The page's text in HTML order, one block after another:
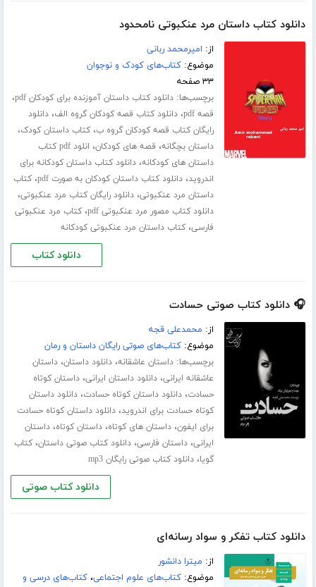
دانلود کتاب داستان مرد عنکبوتی نامحدود
از: امیرمحمد ربانی
موضوع:کتاب‌های کودک و نوجوان
۳۳ صفحه
برچسب‌ها:دانلود کتاب داستان آموزنده برای کودکان pdf ،
قصه pdf ،دانلود کتاب قصه کودکان گروه الف،دانلود
رایگان کتاب قصه کودکان گروه ب،کتاب داستان کودک،
داستان بچگانه، قصه های کودکان،
انلود pdf کتاب
داستان های کودکانه،دانلود کتاب داستان کودکانه برای
اندروید،دانلود کتاب داستان کودکان به صورت pdf ،کتاب
داستان مرد عنکبوتی،دانلود رایگان کتاب مرد عنکبوتی،
دانلود کتاب مصور مرد عنکبوتی pdf ،کتاب مرد عنکبوتی
فارسی،کتاب داستان مرد عنکبوتی کودکانه
دانلود کتاب
🎧 دانلود کتاب صوتی حسادت
از: محمدعلی قجه
موضوع:کتاب‌های صوتی رایگان داستان و رمان
برچسب‌ها:داستان عاشقانه،دانلود داستان،داستان
عاشقانه ایرانی،دانلود داستان ایرانی،داستان کوتاه
حسادت،دانلود داستان کوتاه حسادت،دانلود داستان
کوتاه حسادت برای اندروید،دانلود داستان کوتاه حسادت
برای ایفون،داستان های کوتاه،داستان کوتاه،داستان
ایرانی،داستان فارسی،دانلود کتاب صوتی داستان،کتاب
گویا،دانلود کتاب صوتی رایگان mp3
دانلود کتاب صوتی
دانلود کتاب تفکر و سواد رسانه‌ای
از: میترا دانشور
موضوع:کتاب‌های علوم اجتماعی،کتاب‌های درسی و